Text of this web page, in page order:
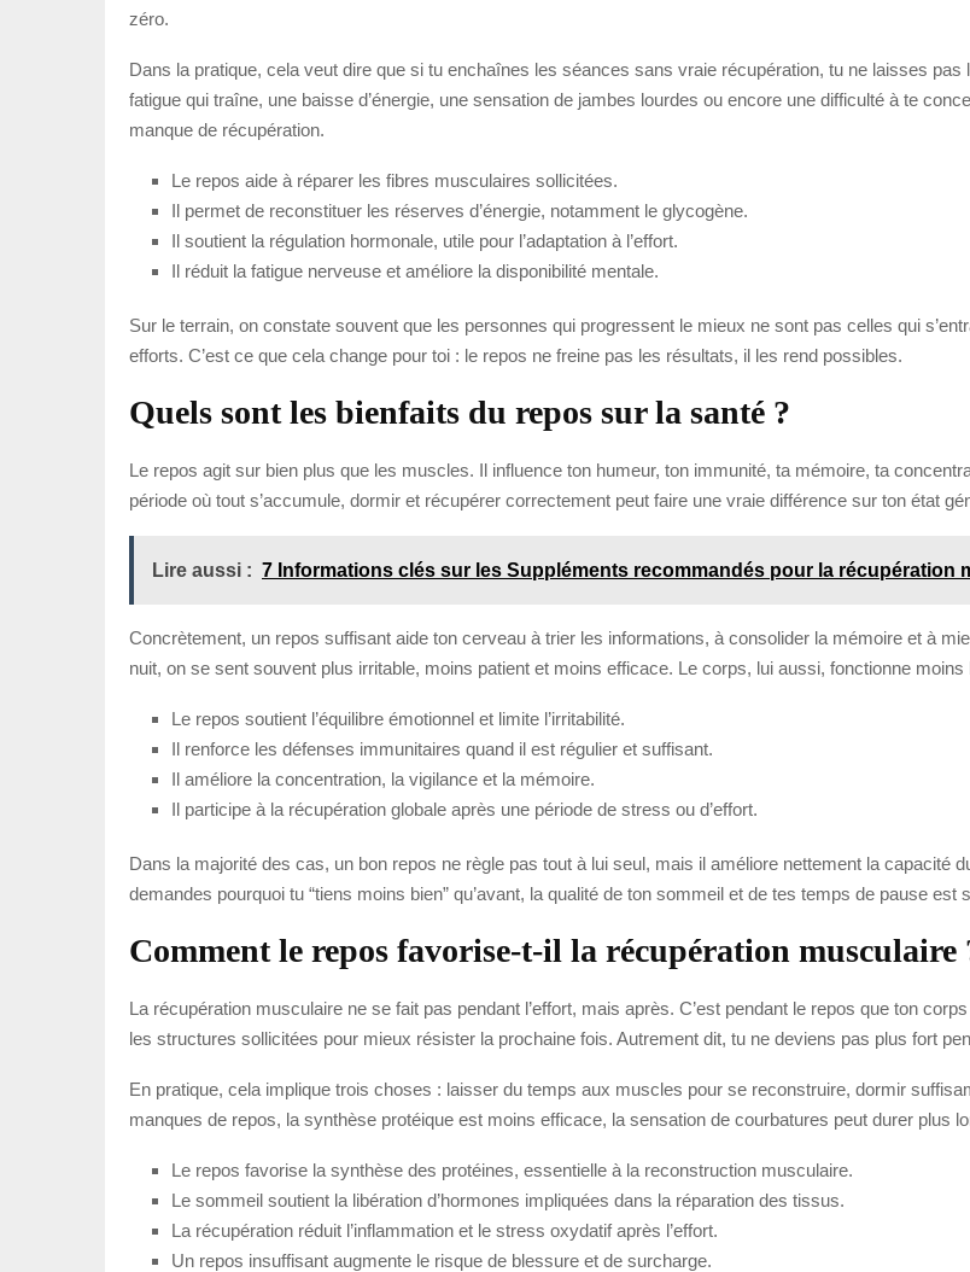
zéro.
Dans la pratique, cela veut dire que si tu enchaînes les séances sans vraie récupération, tu ne laisses
fatigue qui traîne, une baisse d’énergie, une sensation de jambes lourdes ou encore une difficulté à te
manque de récupération.
Le repos aide à réparer les fibres musculaires sollicitées.
Il permet de reconstituer les réserves d’énergie, notamment le glycogène.
Il soutient la régulation hormonale, utile pour l’adaptation à l’effort.
Il réduit la fatigue nerveuse et améliore la disponibilité mentale.
Sur le terrain, on constate souvent que les personnes qui progressent le mieux ne sont pas celles qui
efforts. C’est ce que cela change pour toi : le repos ne freine pas les résultats, il les rend possibles.
Quels sont les bienfaits du repos sur la santé ?
Le repos agit sur bien plus que les muscles. Il influence ton humeur, ton immunité, ta mémoire, ta
période où tout s’accumule, dormir et récupérer correctement peut faire une vraie différence sur ton état
Lire aussi : 7 Informations clés sur les Suppléments recommandés pour la récupération
Concrètement, un repos suffisant aide ton cerveau à trier les informations, à consolider la mémoire et à
nuit, on se sent souvent plus irritable, moins patient et moins efficace. Le corps, lui aussi, fonctionne
Le repos soutient l’équilibre émotionnel et limite l’irritabilité.
Il renforce les défenses immunitaires quand il est régulier et suffisant.
Il améliore la concentration, la vigilance et la mémoire.
Il participe à la récupération globale après une période de stress ou d’effort.
Dans la majorité des cas, un bon repos ne règle pas tout à lui seul, mais il améliore nettement la capacité
demandes pourquoi tu “tiens moins bien” qu’avant, la qualité de ton sommeil et de tes temps de pause est
Comment le repos favorise-t-il la récupération musculaire
La récupération musculaire ne se fait pas pendant l’effort, mais après. C’est pendant le repos que ton
les structures sollicitées pour mieux résister la prochaine fois. Autrement dit, tu ne deviens pas plus fort
En pratique, cela implique trois choses : laisser du temps aux muscles pour se reconstruire, dormir
manques de repos, la synthèse protéique est moins efficace, la sensation de courbatures peut durer plus
Le repos favorise la synthèse des protéines, essentielle à la reconstruction musculaire.
Le sommeil soutient la libération d’hormones impliquées dans la réparation des tissus.
La récupération réduit l’inflammation et le stress oxydatif après l’effort.
Un repos insuffisant augmente le risque de blessure et de surcharge.